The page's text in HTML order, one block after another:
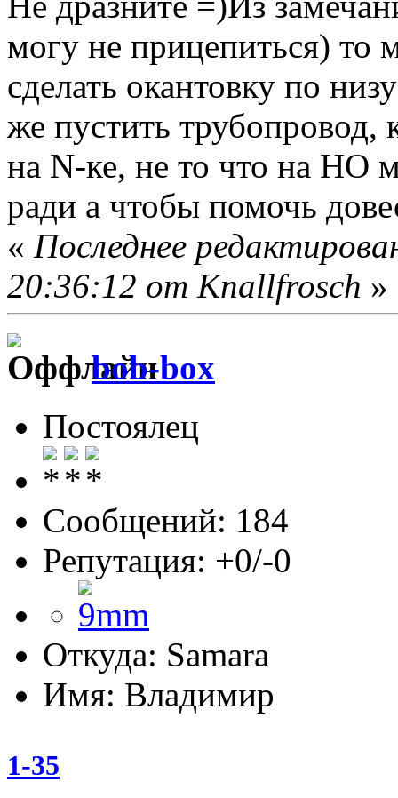
могу не прицепиться) то
сделать окантовку по
же пустить
на N-ке, не то что на НО
ради а чтобы помочь
« Последнее
20:36:12 от Knallfrosch »
bob-box
Постоялец
Сообщений: 184
Репутация: +0/-0
Откуда: Samara
Имя: Владимир
1-35